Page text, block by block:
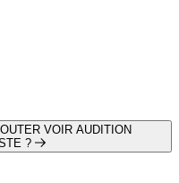
VOIR AUDITION
?